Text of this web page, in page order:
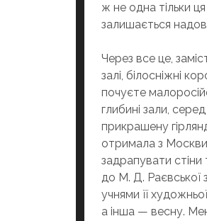
ж не одна тільки
залишається
Через все це,
залі, білосніжні
почуєте
глибині зали,
прикрашену
отримала з
задрапувати стіни
до М. Д. Раєвської
учнями її
а інша — весну.